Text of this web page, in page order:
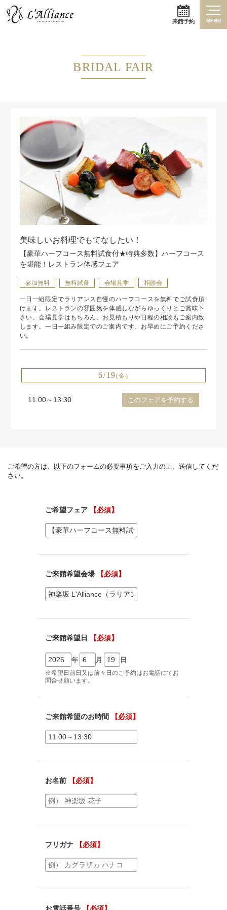
来館予約 MENU
BRIDAL FAIR
美味しいお料理でもてなしたい！
【豪華ハーフコース無料試食付★特典多数】ハーフコース
を堪能！レストラン体感フェア
参加無料 無料試食 会場見学 相談会
一日一組限定でラリアンス自慢のハーフコースを無料でご試食頂
けます。レストランの雰囲気を体感しながらゆっくりとご賞味下
さい。会場見学はもちろん、お見積もりや日程の相談もご案内致
します。一日一組み限定でのご案内です、お早めにご予約くださ
い。
6/19(金)
11:00～13:30 このフェアを予約する